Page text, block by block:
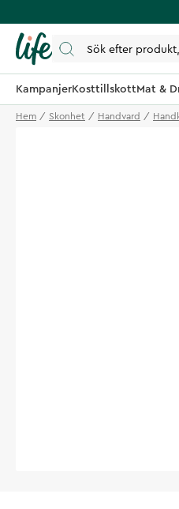
KampanjerKosttillskottMat &
Hem Skonhet Handvard